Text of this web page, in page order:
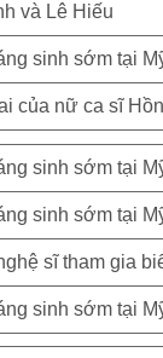
và Lê Hiếu
của nữ ca sĩ
sĩ tham gia